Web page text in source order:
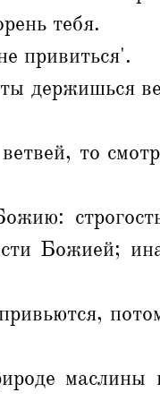
тебя.
привиться'.
держишься
то
Божией;
маслины